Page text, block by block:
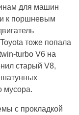
для машин
к поршневым
тоже попала
turbo V6 на
старый V8,
шатунных
мусора.
с прокладкой